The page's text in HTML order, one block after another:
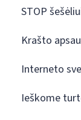
STOP
Krašto
Interneto
Ieškome